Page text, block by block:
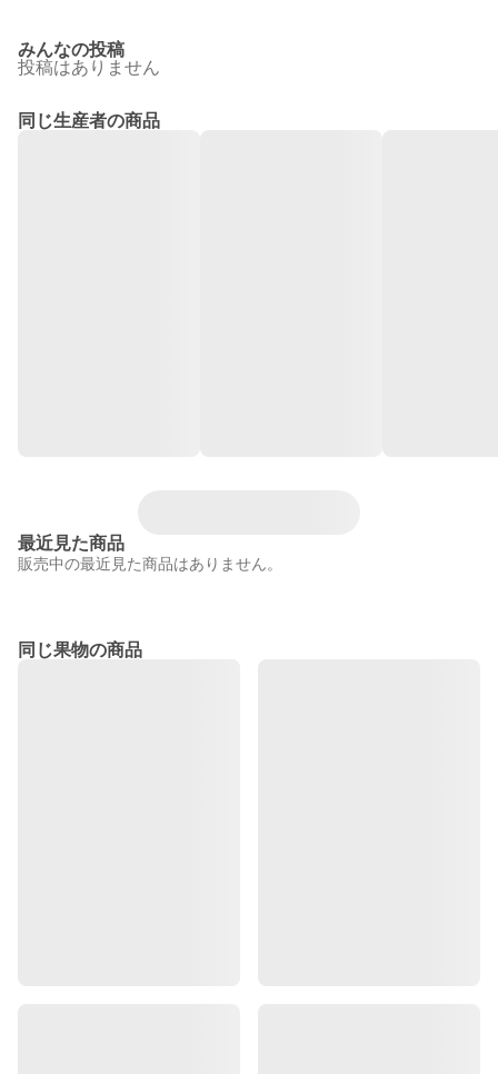
みんなの投稿
投稿はありません
同じ生産者の商品
最近見た商品
販売中の最近見た商品はありません。
同じ果物の商品